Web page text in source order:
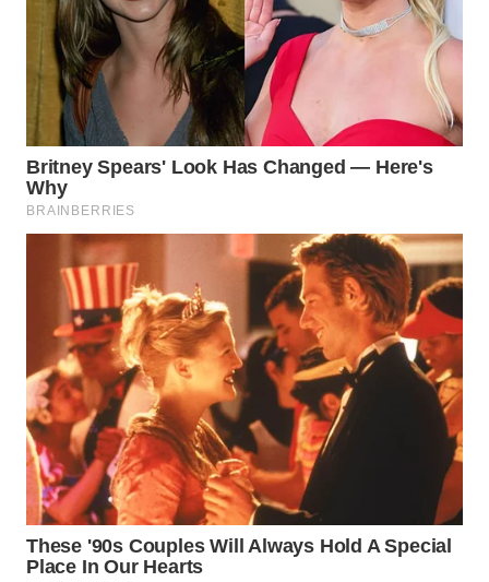
WN
NUSANTARA
WN
JOGJA
WN
JATIM
WN
BALI
WN
KALBAR
WN
KALTENG
WN
KALTARA